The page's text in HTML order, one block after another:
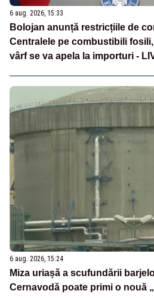
6 aug. 2026, 15:33
Bolojan anunță restricțiile de
Centralele pe combustibili
vârf se va apela la importuri -
6 aug. 2026, 15:24
Miza uriașă a scufundării
Cernavodă poate primi o nouă